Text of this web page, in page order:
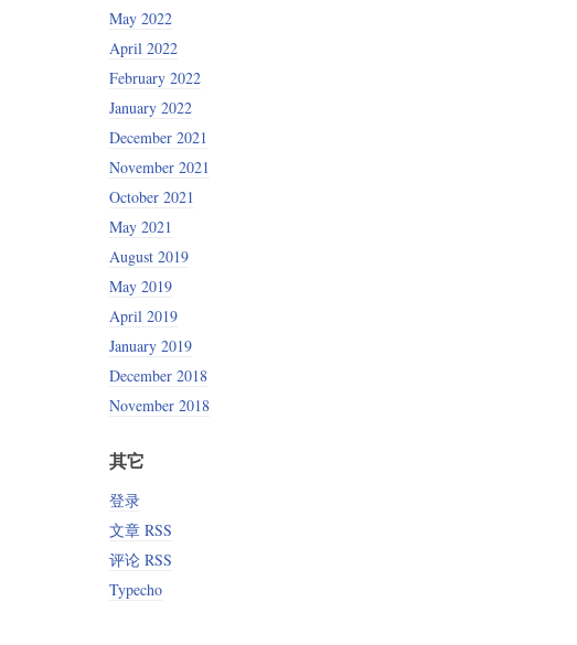
May 2022
April 2022
February 2022
January 2022
December 2021
November 2021
October 2021
May 2021
August 2019
May 2019
April 2019
January 2019
December 2018
November 2018
其它
登录
文章 RSS
评论 RSS
Typecho